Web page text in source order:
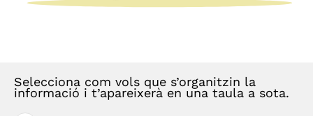
Selecciona com vols que s’organitzin la
informació i t’apareixerà en una taula a sota.